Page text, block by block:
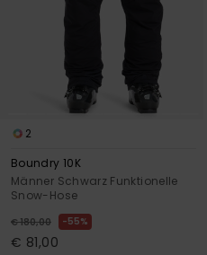
2
Boundry 10K
Männer Schwarz Funktionelle
Snow-Hose
€ 180,00 55%
€ 81,00